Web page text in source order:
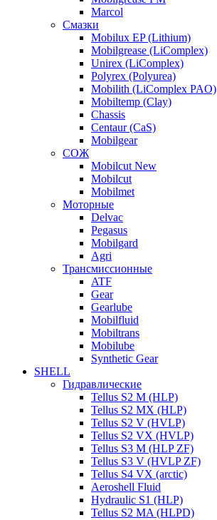
Marcol
Смазки
Mobilux EP (Lithium)
Mobilgrease (LiComplex)
Unirex (LiComplex)
Polyrex (Polyurea)
Mobilith (LiComplex PAO)
Mobiltemp (Clay)
Chassis
Centaur (CaS)
Mobilgear
СОЖ
Mobilcut New
Mobilcut
Mobilmet
Моторные
Delvac
Pegasus
Mobilgard
Agri
Трансмиссионные
ATF
Gear
Gearlube
Mobilfluid
Mobiltrans
Mobilube
Synthetic Gear
SHELL
Гидравлические
Tellus S2 M (HLP)
Tellus S2 MХ (HLP)
Tellus S2 V (HVLP)
Tellus S2 VX (HVLP)
Tellus S3 M (HLP ZF)
Tellus S3 V (HVLP ZF)
Tellus S4 VX (arctic)
Aeroshell Fluid
Hydraulic S1 (HLP)
Tellus S2 MA (HLPD)